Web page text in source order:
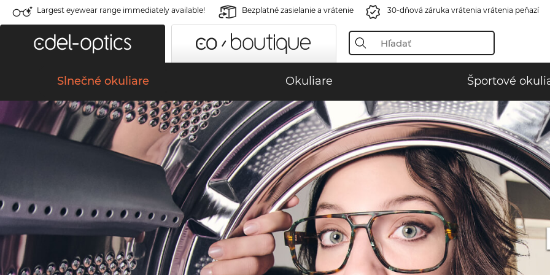
Largest eyewear range immediately available! Bezplatné zasielanie a vrátenie 30-dňová záruka vrátenia vrátenia peňazí
Slnečné okuliare Okuliare Športové